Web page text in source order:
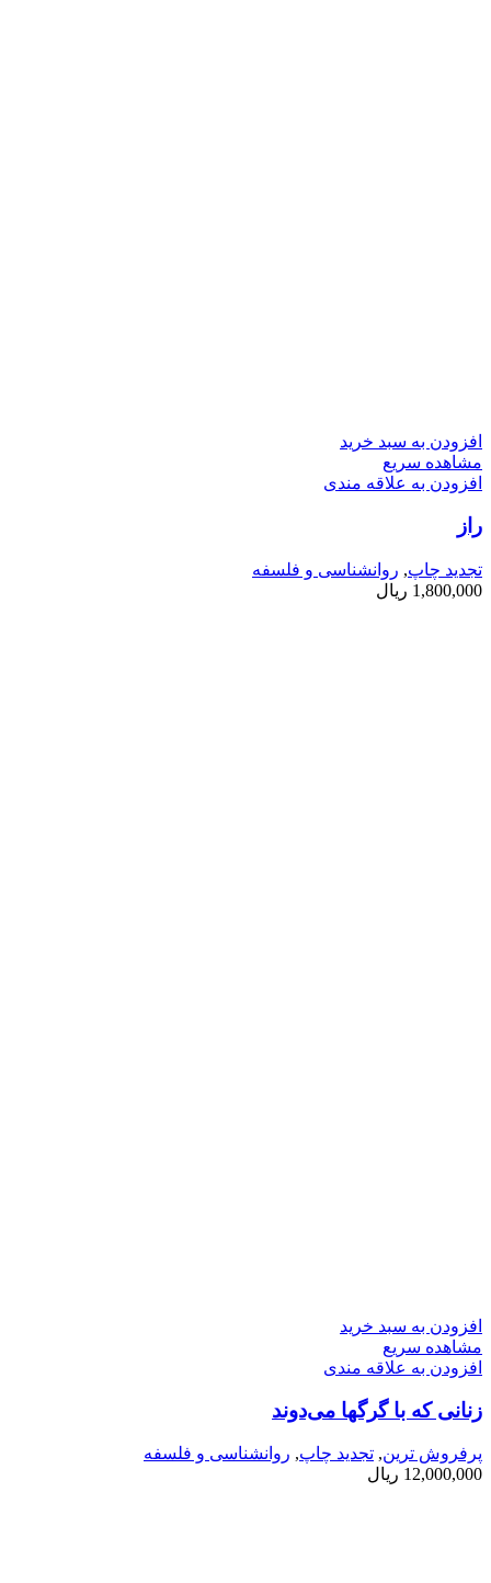
افزودن به سبد خرید
مشاهده سریع
افزودن به علاقه مندی
راز
تجدید چاپ, روانشناسی و فلسفه
1,800,000 ریال
افزودن به سبد خرید
مشاهده سریع
افزودن به علاقه مندی
زنانی كه با گرگها می­‌دوند
پرفروش ترین, تجدید چاپ, روانشناسی و فلسفه
12,000,000 ریال